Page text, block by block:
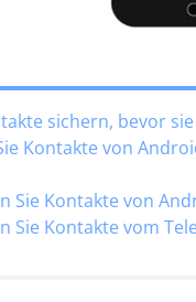
sichern, bevor
Kontakte von
Sie Kontakte von
Sie Kontakte vom